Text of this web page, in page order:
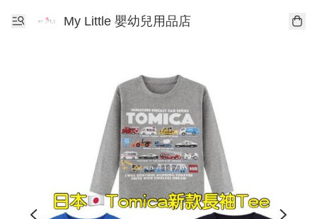
My Little 嬰幼兒用品店